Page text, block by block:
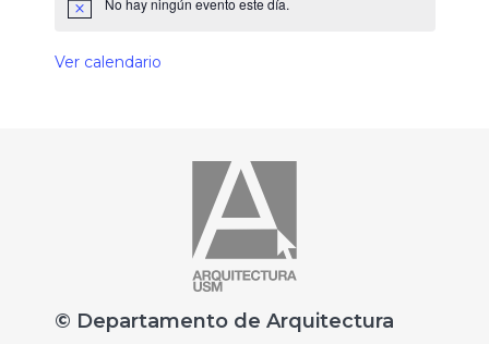
No hay ningún evento este día.
Ver calendario
© Departamento de Arquitectura